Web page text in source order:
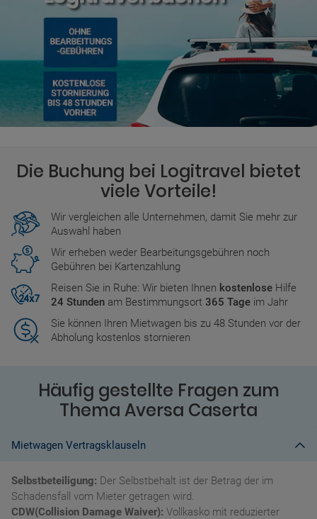
Die Buchung bei Logitravel bietet
viele Vorteile!
Wir vergleichen alle Unternehmen, damit Sie mehr zur
Auswahl haben
Wir erheben weder Bearbeitungsgebühren noch
Gebühren bei Kartenzahlung
Reisen Sie in Ruhe: Wir bieten Ihnen kostenlose Hilfe
24 Stunden am Bestimmungsort 365 Tage im Jahr
Sie können Ihren Mietwagen bis zu 48 Stunden vor der
Abholung kostenlos stornieren
Häufig gestellte Fragen zum
Thema Aversa Caserta
Mietwagen Vertragsklauseln
Selbstbeteiligung: Der Selbstbehalt ist der Betrag der im
Schadensfall vom Mieter getragen wird.
CDW(Collision Damage Waiver): Vollkasko mit reduzierter